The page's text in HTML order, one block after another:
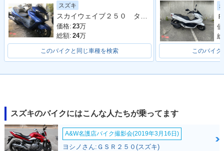
400・フルモデルチ
ェンジ
ジ
400・マイナーチェ
ンジ
n・特別・限定仕様
スズキ
スカイウェイブ２５０ タイプＳ
価格: 23万
総額: 24万
このバイクと同じ車種を検索 このバイク
スズキのバイクにはこんな人たちが乗ってます
A&W名護店バイク撮影会(2019年3月16日)
ヨシノさん:ＧＳＲ２５０(スズキ)